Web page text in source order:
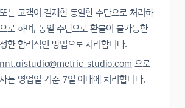
는 고객이 결제한 동일한 수단으로 처리하
로 하며, 동일 수단으로 환불이 불가능한
한 합리적인 방법으로 처리합니다.
nnt.aistudio@metric-studio.com 으로
는 영업일 기준 7일 이내에 처리합니다.